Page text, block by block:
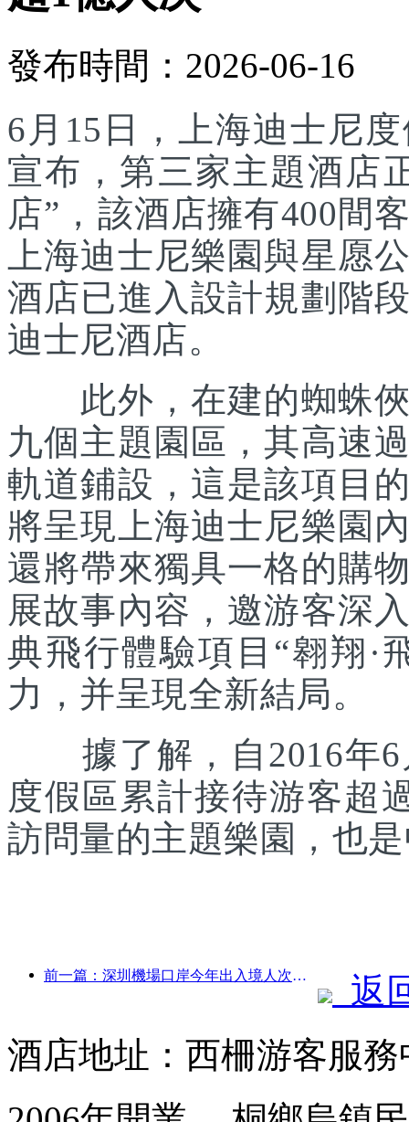
發布時間：2026-06-16
6月15日，上海迪士尼
宣布，第三家主題酒店
店”，該酒店擁有400間
上海迪士尼樂園與星愿
酒店已進入設計規劃階
迪士尼酒店。
此外，在建的蜘蛛俠
九個主題園區，其高速
軌道鋪設，這是該項目
將呈現上海迪士尼樂園
還將帶來獨具一格的購
展故事內容，邀游客深
典飛行體驗項目“翱翔·
力，并呈現全新結局。
據了解，自2016年6
度假區累計接待游客超
訪問量的主題樂園，也
前一篇：深圳機場口岸今年出入境人次突破300萬，創歷史同期新高
返
酒店地址：西柵游客服